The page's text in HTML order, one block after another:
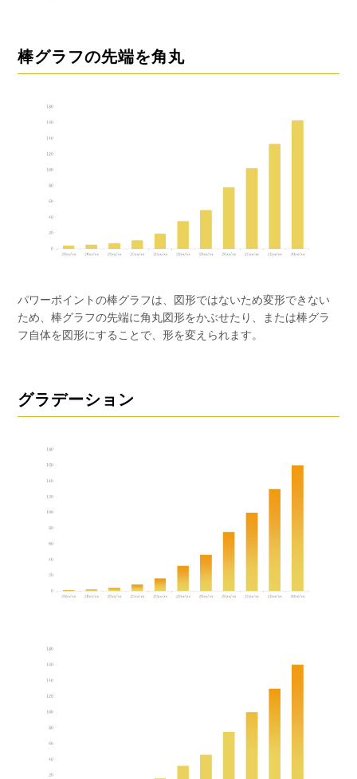
棒グラフの先端を角丸
パワーポイントの棒グラフは、図形ではないため変形できない
ため、棒グラフの先端に角丸図形をかぶせたり、または棒グラ
フ自体を図形にすることで、形を変えられます。
グラデーション